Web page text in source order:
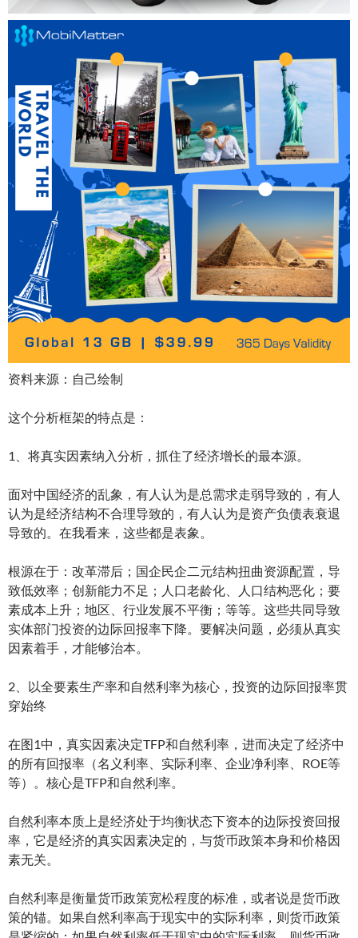
资料来源：自己绘制
这个分析框架的特点是：
1、将真实因素纳入分析，抓住了经济增长的最本源。
面对中国经济的乱象，有人认为是总需求走弱导致的，有人
认为是经济结构不合理导致的，有人认为是资产负债表衰退
导致的。在我看来，这些都是表象。
根源在于：改革滞后；国企民企二元结构扭曲资源配置，导
致低效率；创新能力不足；人口老龄化、人口结构恶化；要
素成本上升；地区、行业发展不平衡；等等。这些共同导致
实体部门投资的边际回报率下降。要解决问题，必须从真实
因素着手，才能够治本。
2、以全要素生产率和自然利率为核心，投资的边际回报率贯
穿始终
在图1中，真实因素决定TFP和自然利率，进而决定了经济中
的所有回报率（名义利率、实际利率、企业净利率、ROE等
等）。核心是TFP和自然利率。
自然利率本质上是经济处于均衡状态下资本的边际投资回报
率，它是经济的真实因素决定的，与货币政策本身和价格因
素无关。
自然利率是衡量货币政策宽松程度的标准，或者说是货币政
策的锚。如果自然利率高于现实中的实际利率，则货币政策